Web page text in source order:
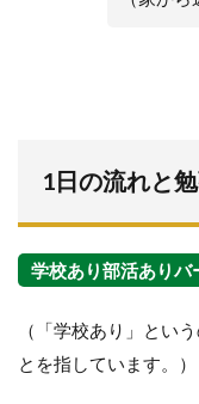
1日の流れと
学校あり部活ありバ
（「学校あり」とい
とを指しています。）